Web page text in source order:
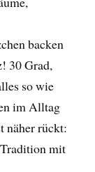
backen
30 Grad,
so wie
im Alltag
näher rückt:
mit